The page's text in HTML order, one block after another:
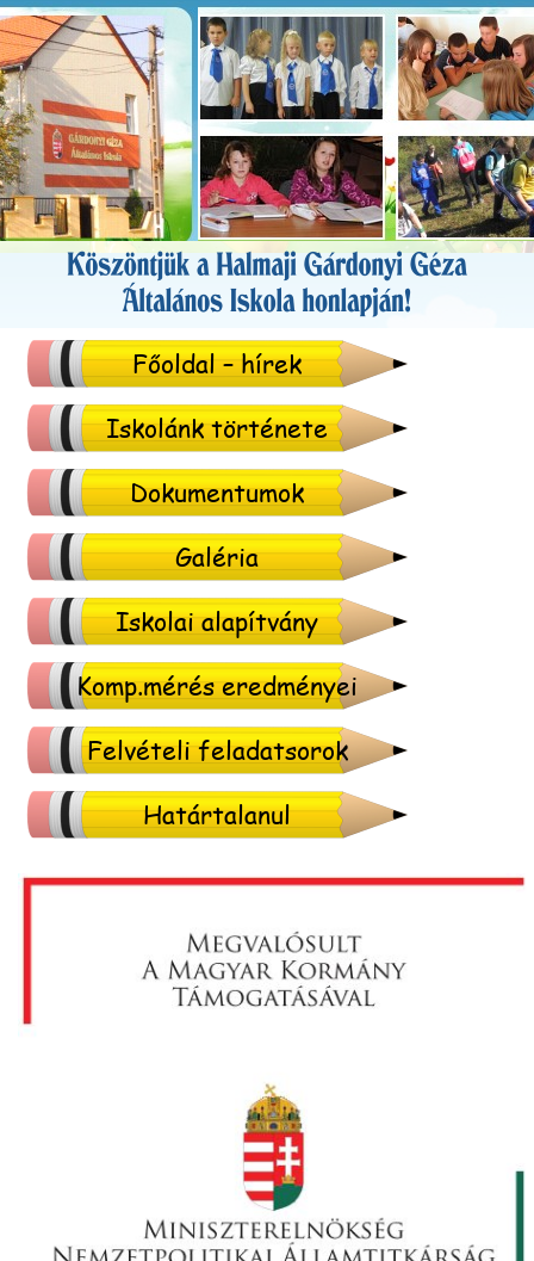
Főoldal – hírek
Iskolánk története
Dokumentumok
Galéria
Iskolai alapítvány
Komp.mérés eredményei
Felvételi feladatsorok
Határtalanul